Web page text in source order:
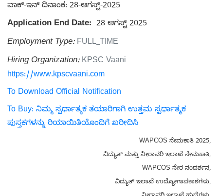
ವಾಕ್-ಇನ್ ದಿನಾಂಕ: 28-ಆಗಸ್ಟ್-2025
Application End Date: 28 ಆಗಸ್ಟ್ 2025
Employment Type: FULL_TIME
Hiring Organization: KPSC Vaani
https://www.kpscvaani.com
To Download Official Notification
To Buy: ನಿಮ್ಮ ಸ್ಪರ್ಧಾತ್ಮಕ ತಯಾರಿಗಾಗಿ ಉತ್ತಮ ಸ್ಪರ್ಧಾತ್ಮಕ
ಪುಸ್ತಕಗಳನ್ನು ರಿಯಾಯಿತಿಯೊಂದಿಗೆ ಖರೀದಿಸಿ
WAPCOS ನೇಮಕಾತಿ 2025,
ವಿದ್ಯುತ್ ಮತ್ತು ನೀರಾವರಿ ಇಲಾಖೆ ನೇಮಕಾತಿ,
WAPCOS ನೇರ ಸಂದರ್ಶನ,
ವಿದ್ಯುತ್ ಇಲಾಖೆ ಉದ್ಯೋಗಾವಕಾಶಗಳು,